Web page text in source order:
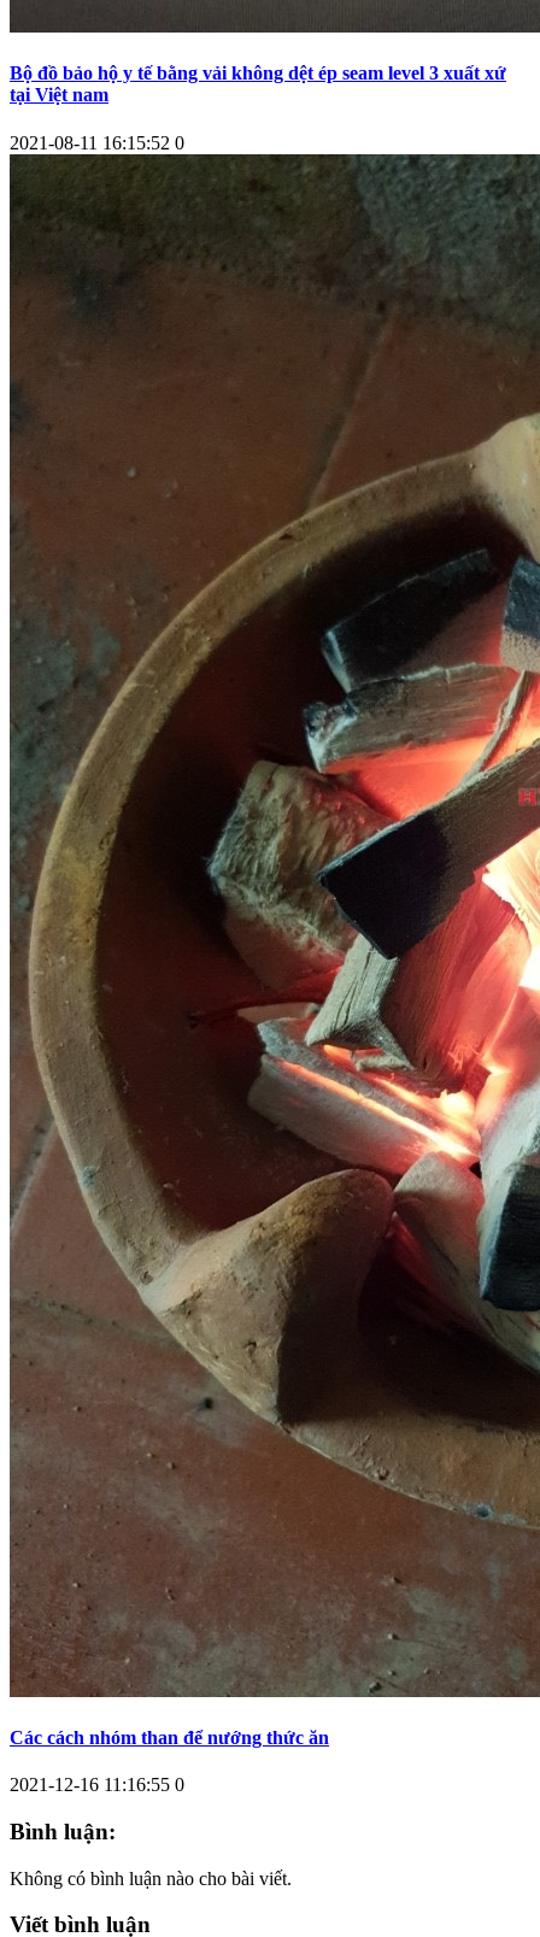
Bộ đồ bảo hộ y tế bằng vải không dệt ép seam level 3 xuất xứ
tại Việt nam
2021-08-11 16:15:52 0
Các cách nhóm than để nướng thức ăn
2021-12-16 11:16:55 0
Bình luận:
Không có bình luận nào cho bài viết.
Viết bình luận